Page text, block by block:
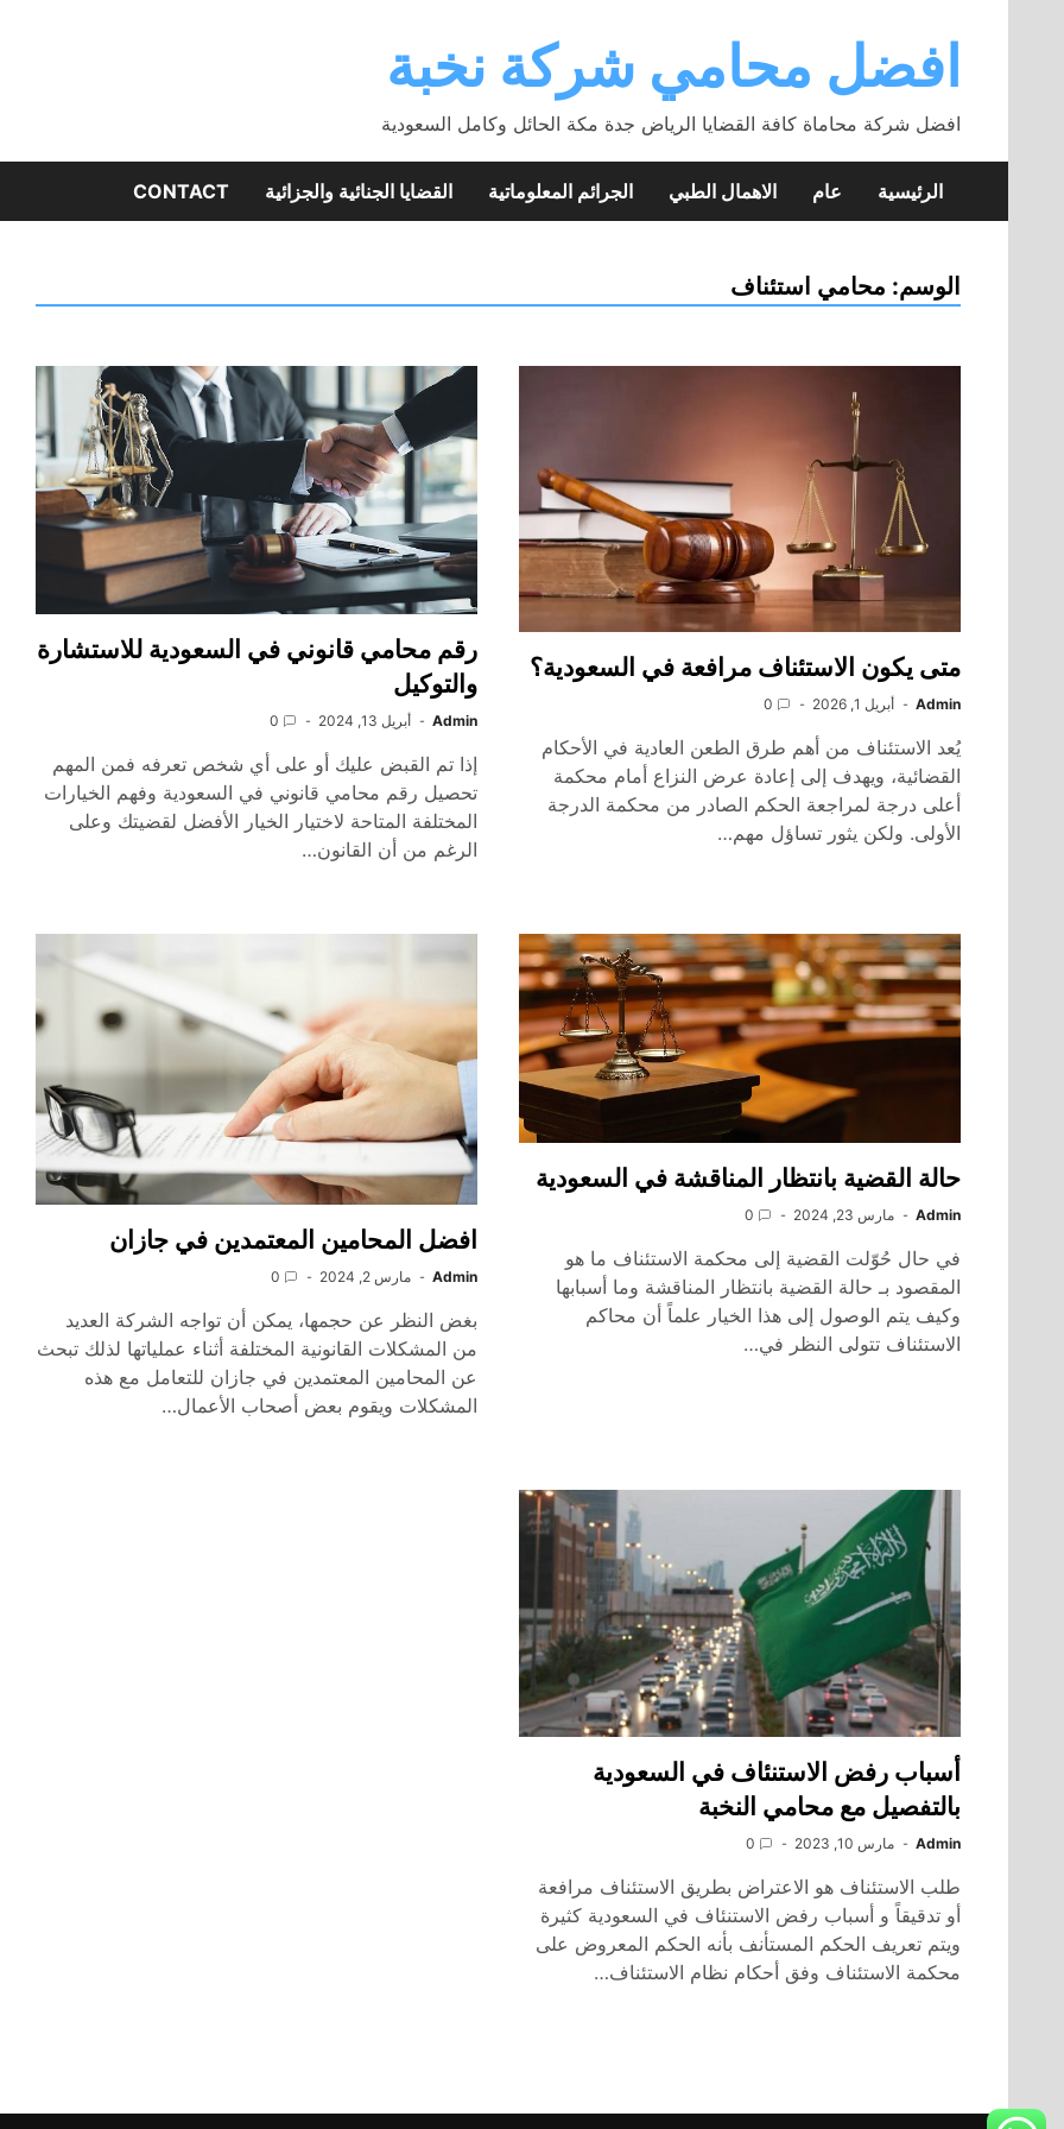
contentافضل محامي شركة نخبة
افضل شركة محاماة كافة القضايا الرياض جدة مكة الحائل وكامل السعودية
الرئيسية عام الاهمال الطبي الجرائم المعلوماتية القضايا الجنائية والجزائية CONTACT
الوسم: محامي استئناف
متى يكون الاستئناف مرافعة في السعودية؟
Admin أبريل 1, 2026 0
يُعد الاستئناف من أهم طرق الطعن العادية في الأحكام
القضائية، ويهدف إلى إعادة عرض النزاع أمام محكمة
أعلى درجة لمراجعة الحكم الصادر من محكمة الدرجة
الأولى. ولكن يثور تساؤل مهم…
رقم محامي قانوني في السعودية للاستشارة
والتوكيل
Admin أبريل 13, 2024 0
إذا تم القبض عليك أو على أي شخص تعرفه فمن المهم
تحصيل رقم محامي قانوني في السعودية وفهم الخيارات
المختلفة المتاحة لاختيار الخيار الأفضل لقضيتك وعلى
الرغم من أن القانون…
حالة القضية بانتظار المناقشة في السعودية
Admin مارس 23, 2024 0
في حال حُوّلت القضية إلى محكمة الاستئناف ما هو
المقصود بـ حالة القضية بانتظار المناقشة وما أسبابها
وكيف يتم الوصول إلى هذا الخيار علماً أن محاكم
الاستئناف تتولى النظر في…
افضل المحامين المعتمدين في جازان
Admin مارس 2, 2024 0
بغض النظر عن حجمها، يمكن أن تواجه الشركة العديد
من المشكلات القانونية المختلفة أثناء عملياتها لذلك تبحث
عن المحامين المعتمدين في جازان للتعامل مع هذه
المشكلات ويقوم بعض أصحاب الأعمال…
أسباب رفض الاستنئاف في السعودية
بالتفصيل مع محامي النخبة
Admin مارس 10, 2023 0
طلب الاستئناف هو الاعتراض بطريق الاستئناف مرافعة
أو تدقيقاً و أسباب رفض الاستنئاف في السعودية كثيرة
ويتم تعريف الحكم المستأنف بأنه الحكم المعروض على
محكمة الاستئناف وفق أحكام نظام الاستئناف…